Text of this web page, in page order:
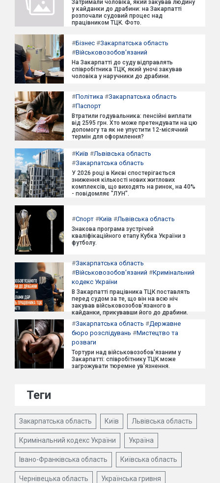
Затримали чоловіка, який закував людину
у кайданки до драбини: на Закарпатті
розпочали судовий процес над
працівником ТЦК. Фото.
#Бізнес #Закарпатська область
#Військовозобов'язаний
На Закарпатті до суду відправлять
співробітника ТЦК, який уночі закував
чоловіка у наручники до драбини.
#Політика #Закарпатська область
#Паспорт
Втратили годувальника: пенсійні виплати
від 2595 грн. Хто може претендувати на цю
допомогу та як не упустити 12-місячний
термін для оформлення?
#Київ #Львівська область
#Закарпатська область
У 2026 році в Києві спостерігається
зниження кількості нових житлових
комплексів, що виходять на ринок, на 40%
- повідомляє "ЛУН".
#Спорт #Київ #Львівська область
Знакова програма зустрічей
кваліфікаційного етапу Кубка України з
футболу.
#Закарпатська область
#Військовозобов'язаний #Кримінальний
кодекс України
В Закарпатті працівника ТЦК поставлять
перед судом за те, що він на всю ніч
закував військовозобов'язаного в
кайданки, прикувавши його до драбини.
#Закарпатська область #Державне
бюро розслідувань #Мистецтво та
розваги
Тортури над військовозобов'язаним у
Закарпатті: співробітнику ТЦК може
загрожувати тюремне ув'язнення.
Теги
Закарпатська область Київ Львівська область
Кримінальний кодекс України Україна
Івано-Франківська область Київська область
Чернівецька область Українська гривня